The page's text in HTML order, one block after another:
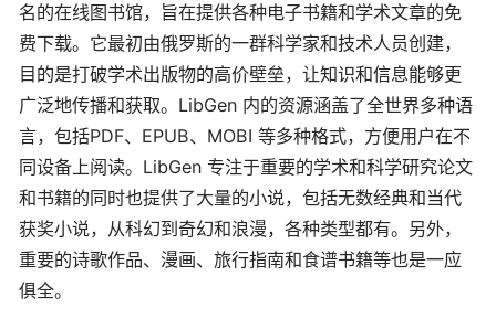
名的在线图书馆，旨在提供各种电子书籍和学术文章的免
费下载。它最初由俄罗斯的一群科学家和技术人员创建，
目的是打破学术出版物的高价壁垒，让知识和信息能够更
广泛地传播和获取。LibGen 内的资源涵盖了全世界多种语
言，包括PDF、EPUB、MOBI 等多种格式，方便用户在不
同设备上阅读。LibGen 专注于重要的学术和科学研究论文
和书籍的同时也提供了大量的小说，包括无数经典和当代
获奖小说，从科幻到奇幻和浪漫，各种类型都有。另外，
重要的诗歌作品、漫画、旅行指南和食谱书籍等也是一应
俱全。